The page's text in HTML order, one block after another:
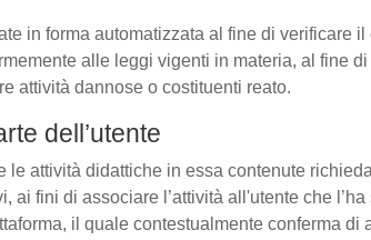
in forma automatizzata al fine di
alle leggi vigenti in materia, al fine
attività dannose o costituenti reato.
dell’utente
le attività didattiche in essa contenute
ai fini di associare l’attività all'utente che
il quale contestualmente conferma